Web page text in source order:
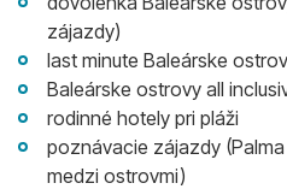
zájazdy)
last minute Baleárske
Baleárske ostrovy all
rodinné hotely pri pláži
poznávacie zájazdy
medzi ostrovmi)